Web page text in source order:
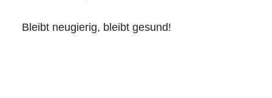
Bleibt neugierig, bleibt gesund!